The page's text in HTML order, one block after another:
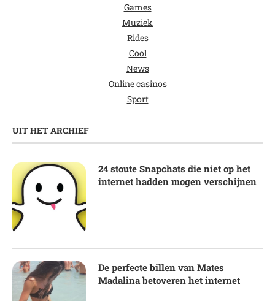
Games
Muziek
Rides
Cool
News
Online casinos
Sport
UIT HET ARCHIEF
24 stoute Snapchats die niet op het
internet hadden mogen verschijnen
De perfecte billen van Mates
Madalina betoveren het internet